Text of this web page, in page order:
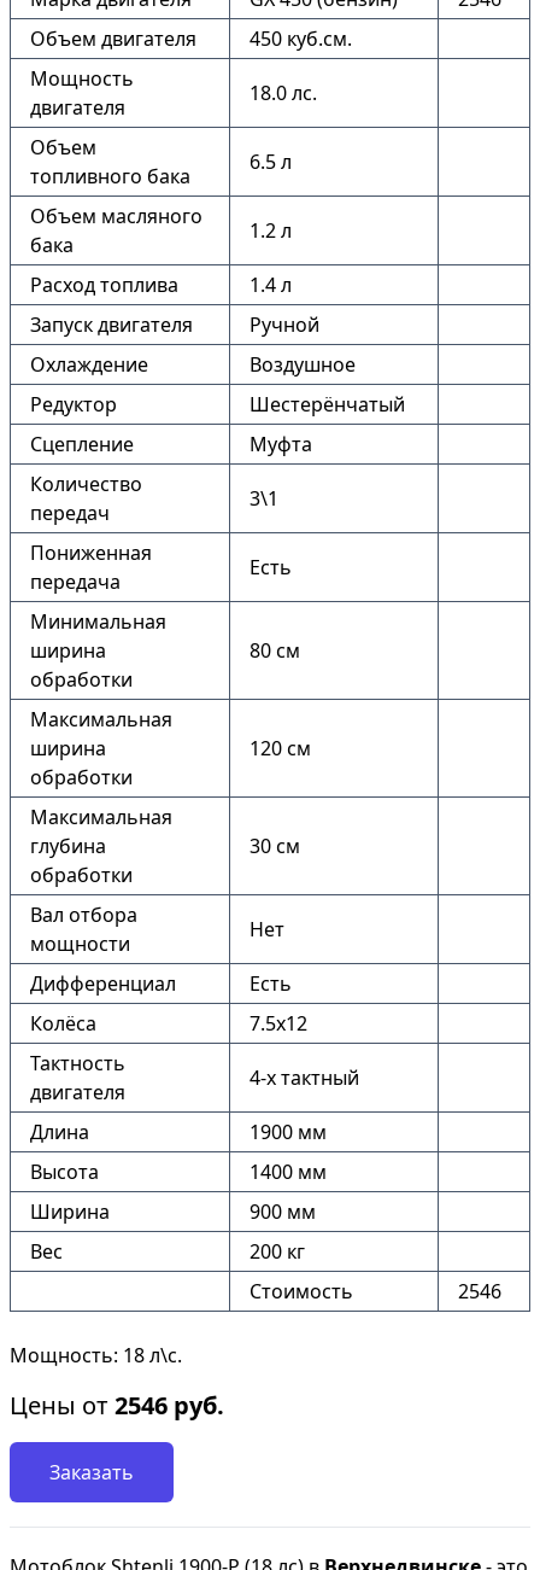
Объем двигателя
450 куб.см.
Мощность
двигателя
18.0 лс.
Объем
топливного бака
6.5 л
Объем масляного
бака
1.2 л
Расход топлива
1.4 л
Запуск двигателя
Ручной
Охлаждение
Воздушное
Редуктор
Шестерёнчатый
Сцепление
Муфта
Количество
передач
3\1
Пониженная
передача
Есть
Минимальная
ширина
обработки
80 см
Максимальная
ширина
обработки
120 см
Максимальная
глубина
обработки
30 см
Вал отбора
мощности
Нет
Дифференциал
Есть
Колёса
7.5х12
Тактность
двигателя
4-х тактный
Длина
1900 мм
Высота
1400 мм
Ширина
900 мм
Вес
200 кг
Стоимость
2546
Мощность: 18 л\с.
Цены от2546 руб.
Заказать